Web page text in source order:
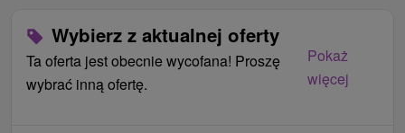
Wybierz z aktualnej oferty
Ta oferta jest obecnie wycofana! Proszę
wybrać inną ofertę.
Pokaż
więcej